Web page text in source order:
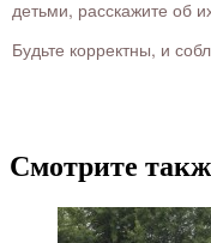
детьми, расскажите об
Будьте корректны, и
Смотрите